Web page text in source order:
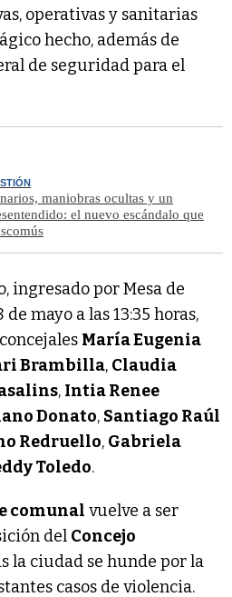
operativas y sanitarias
hecho, además de
de seguridad para el
maniobras ocultas y un
el nuevo escándalo que
ingresado por Mesa de
mayo a las 13:35 horas,
María Eugenia
Brambilla, Claudia
, Intia Renee
Donato, Santiago Raúl
Redruello, Gabriela
Toledo.
comunal vuelve a ser
del Concejo
la ciudad se hunde por la
casos de violencia.